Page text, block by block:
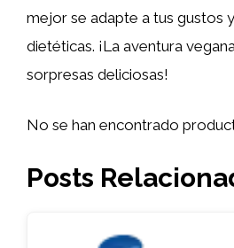
mejor se adapte a tus gustos
dietéticas. ¡La aventura
sorpresas deliciosas!
No se han encontrado
Posts